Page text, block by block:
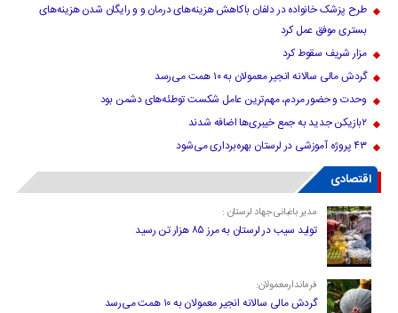
طرح پزشک خانواده در دلفان باکاهش هزینه‌های درمان و و رایگان شدن هزینه‌های
بستری موفق عمل کرد
مزار شریف سقوط کرد
گردش مالی سالانه انجیر معمولان به ۱۰ همت می‌رسد
وحدت و حضور مردم، مهم‌ترین عامل شکست توطئه‌های دشمن بود
۲بازیکن جدید به جمع خیبری‌ها اضافه شدند
۴۳ پروژه آموزشی در لرستان بهره‌برداری می‌شود
اقتصادی
مدیر باغبانی جهاد لرستان :
تولید سیب در لرستان به مرز ۸۵ هزار تن رسید
فرماندارمعمولان:
گردش مالی سالانه انجیر معمولان به ۱۰ همت می‌رسد